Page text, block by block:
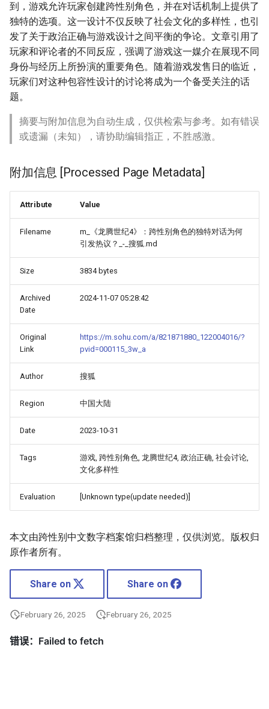
到，游戏允许玩家创建跨性别角色，并在对话机制上提供了
独特的选项。这一设计不仅反映了社会文化的多样性，也引
发了关于政治正确与游戏设计之间平衡的争论。文章引用了
玩家和评论者的不同反应，强调了游戏这一媒介在展现不同
身份与经历上所扮演的重要角色。随着游戏发售日的临近，
玩家们对这种包容性设计的讨论将成为一个备受关注的话
题。
摘要与附加信息为自动生成，仅供检索与参考。如有错误
或遗漏（未知），请协助编辑指正，不胜感激。
附加信息 [Processed Page Metadata]
Attribute Value
Filename
m_《龙腾世纪4》：跨性别角色的独特对话为何
引发热议？_-_搜狐.md
Size 3834 bytes
Archived
Date
2024-11-07 05:28:42
Original
Link
https://m.sohu.com/a/821871880_122004016/?
pvid=000115_3w_a
Author 搜狐
Region 中国大陆
Date 2023-10-31
Tags
游戏, 跨性别角色, 龙腾世纪4, 政治正确, 社会讨论,
文化多样性
Evaluation [Unknown type(update needed)]
本文由跨性别中文数字档案馆归档整理，仅供浏览。版权归
原作者所有。
Share on Share on
February 26, 2025 February 26, 2025